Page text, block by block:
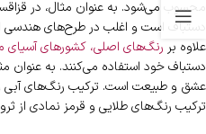
محسوب می‌شود. به عنوان مثال، در
دستباف است و اغلب در طرح‌های هندسی
علاوه بر رنگ‌های اصلی، کشورهای آسیای
دستباف خود استفاده می‌کنند. به عنوان
عشق و طبیعت است. ترکیب رنگ‌های آبی
ترکیب رنگ‌های طلایی و قرمز نمادی از